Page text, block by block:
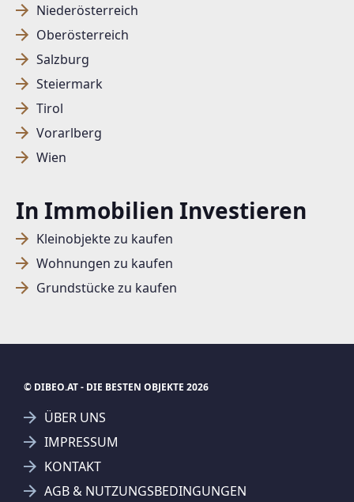
Niederösterreich
Oberösterreich
Salzburg
Steiermark
Tirol
Vorarlberg
Wien
In Immobilien Investieren
Kleinobjekte zu kaufen
Wohnungen zu kaufen
Grundstücke zu kaufen
SUCHAGENT ANLEGEN FÜR DIE
© DIBEO.AT - DIE BESTEN OBJEKTE 2026
ÜBER UNS
IMPRESSUM
KONTAKT
AGB & NUTZUNGSBEDINGUNGEN